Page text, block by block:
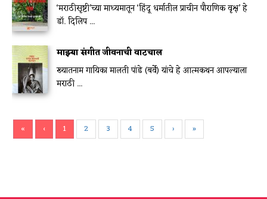
‘मराठीसृष्टी’च्या माध्यमातून ‘हिंदू धर्मातील प्राचीन पौराणिक वृक्ष’ हे
डॉ. दिलिप ...
माझ्या संगीत जीवनाची वाटचाल
ख्यातनाम गायिका मालती पांडे (बर्वे) यांचे हे आत्मकथन आपल्याला
मराठी ...
« ‹ 1 2 3 4 5 › »